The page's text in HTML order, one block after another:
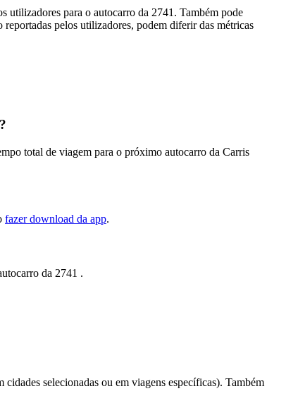
utilizadores para o autocarro da 2741. Também pode
pelos utilizadores, podem diferir das métricas
total de viagem para o próximo autocarro da Carris
fazer download da app.
da 2741 .
cidades selecionadas ou em viagens específicas). Também